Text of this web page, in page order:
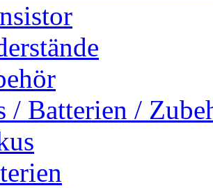
/ Batterien /